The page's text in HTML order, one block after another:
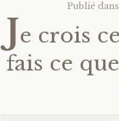
Savoir-être
Connaissance de soi
Publié
Je crois
fais ce